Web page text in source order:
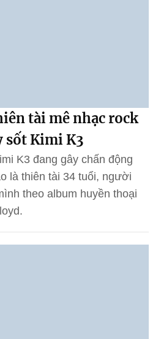
tài mê nhạc rock
sốt Kimi K3
K3 đang gây chấn động
là thiên tài 34 tuổi, người
theo album huyền thoại